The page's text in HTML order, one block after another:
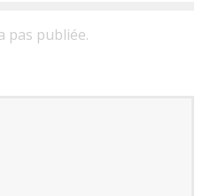
pas publiée.